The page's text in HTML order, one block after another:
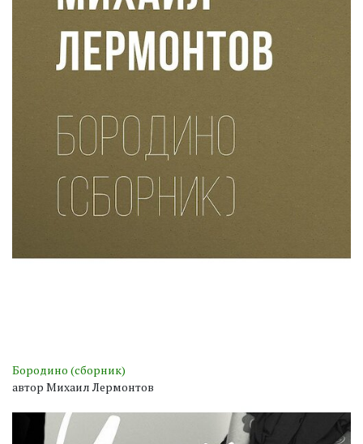
Бородино (сборник)
автор Михаил Лермонтов